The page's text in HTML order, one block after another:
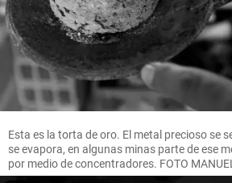
Esta es la torta de oro. El metal precioso se
se evapora, en algunas minas parte de ese
por medio de concentradores. FOTO